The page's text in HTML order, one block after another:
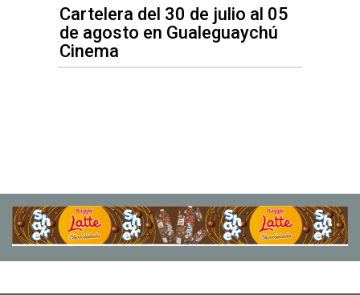
Cartelera del 30 de julio al 05
de agosto en Gualeguaychú
Cinema